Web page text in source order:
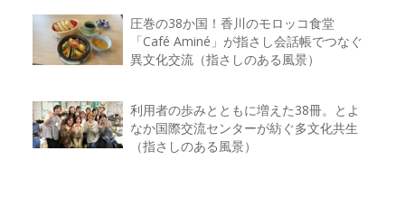
圧巻の38か国！香川のモロッコ食堂
「Café Aminé」が指さし会話帳でつなぐ
異文化交流（指さしのある風景）
利用者の歩みとともに増えた38冊。とよ
なか国際交流センターが紡ぐ多文化共生
（指さしのある風景）